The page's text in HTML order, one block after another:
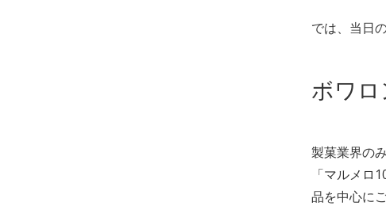
では、当日
ボワ
製菓業界の
「マルメロ
品を中心に